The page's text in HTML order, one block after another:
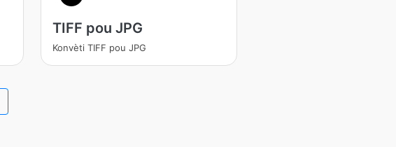
TIFF pou JPG
Konvèti TIFF pou JPG